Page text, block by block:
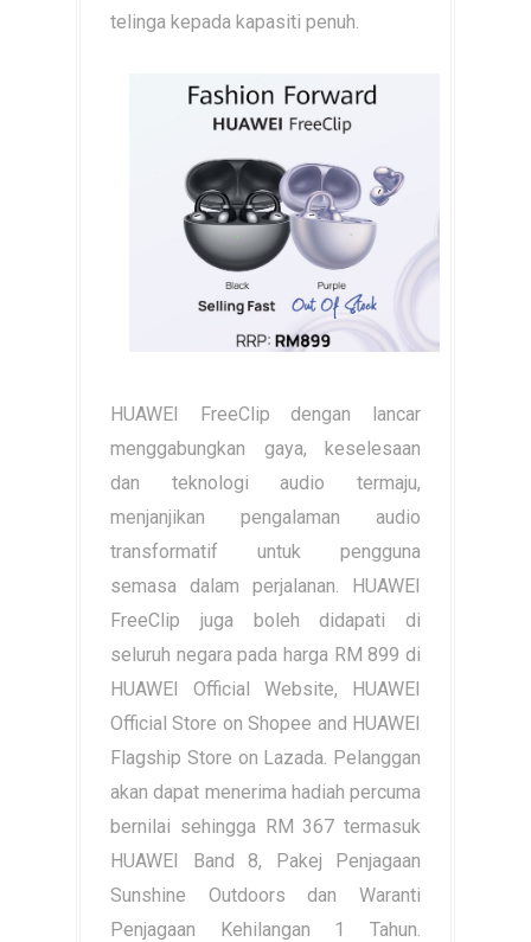
telinga kepada kapasiti penuh.
HUAWEI FreeClip dengan lancar
menggabungkan gaya, keselesaan
dan teknologi audio termaju,
menjanjikan pengalaman audio
transformatif untuk pengguna
semasa dalam perjalanan. HUAWEI
FreeClip juga boleh didapati di
seluruh negara pada harga RM 899 di
HUAWEI Official Website, HUAWEI
Official Store on Shopee and HUAWEI
Flagship Store on Lazada. Pelanggan
akan dapat menerima hadiah percuma
bernilai sehingga RM 367 termasuk
HUAWEI Band 8, Pakej Penjagaan
Sunshine Outdoors dan Waranti
Penjagaan Kehilangan 1 Tahun.